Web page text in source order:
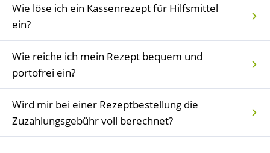
Wie löse ich ein Kassenrezept für Hilfsmittel
ein?
Wie reiche ich mein Rezept bequem und
portofrei ein?
Wird mir bei einer Rezeptbestellung die
Zuzahlungsgebühr voll berechnet?